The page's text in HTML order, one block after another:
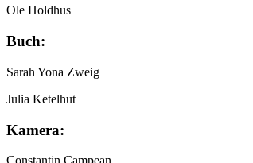
Ole Holdhus
Buch:
Sarah Yona Zweig
Julia Ketelhut
Kamera: